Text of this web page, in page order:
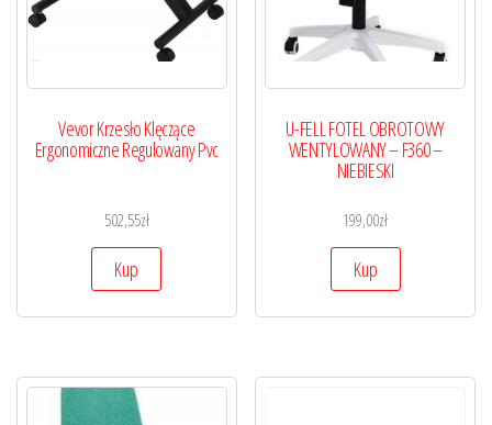
Vevor Krzesło Klęczące
Ergonomiczne Regulowany Pvc
502,55zł
Kup
U-FELL FOTEL OBROTOWY
WENTYLOWANY – F360 –
NIEBIESKI
199,00zł
Kup